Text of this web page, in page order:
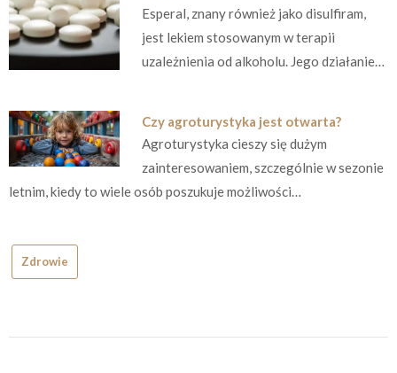
Esperal, znany również jako disulfiram,
jest lekiem stosowanym w terapii
uzależnienia od alkoholu. Jego działanie…
Czy agroturystyka jest otwarta?
Agroturystyka cieszy się dużym
zainteresowaniem, szczególnie w sezonie
letnim, kiedy to wiele osób poszukuje możliwości…
Zdrowie